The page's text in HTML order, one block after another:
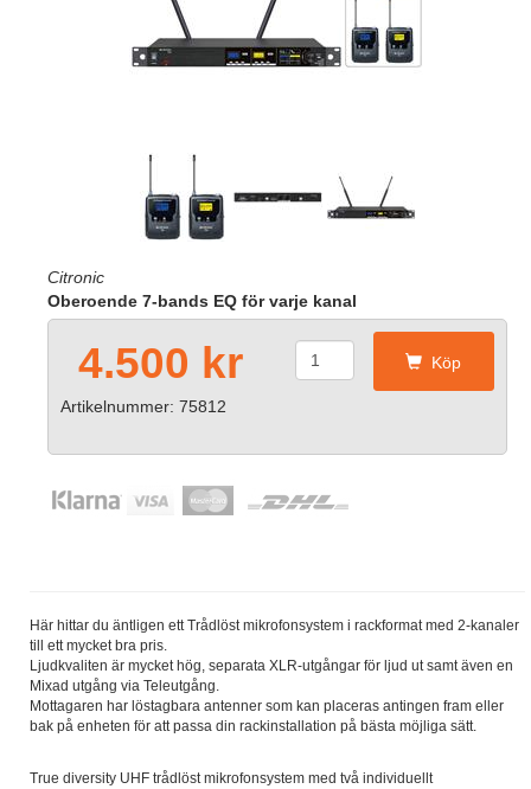
Citronic
Oberoende 7-bands EQ för varje kanal
4.500 kr Köp
Artikelnummer: 75812
Här hittar du äntligen ett Trådlöst mikrofonsystem i rackformat med 2-kanaler
till ett mycket bra pris.
Ljudkvaliten är mycket hög, separata XLR-utgångar för ljud ut samt även en
Mixad utgång via Teleutgång.
Mottagaren har löstagbara antenner som kan placeras antingen fram eller
bak på enheten för att passa din rackinstallation på bästa möjliga sätt.
True diversity UHF trådlöst mikrofonsystem med två individuellt